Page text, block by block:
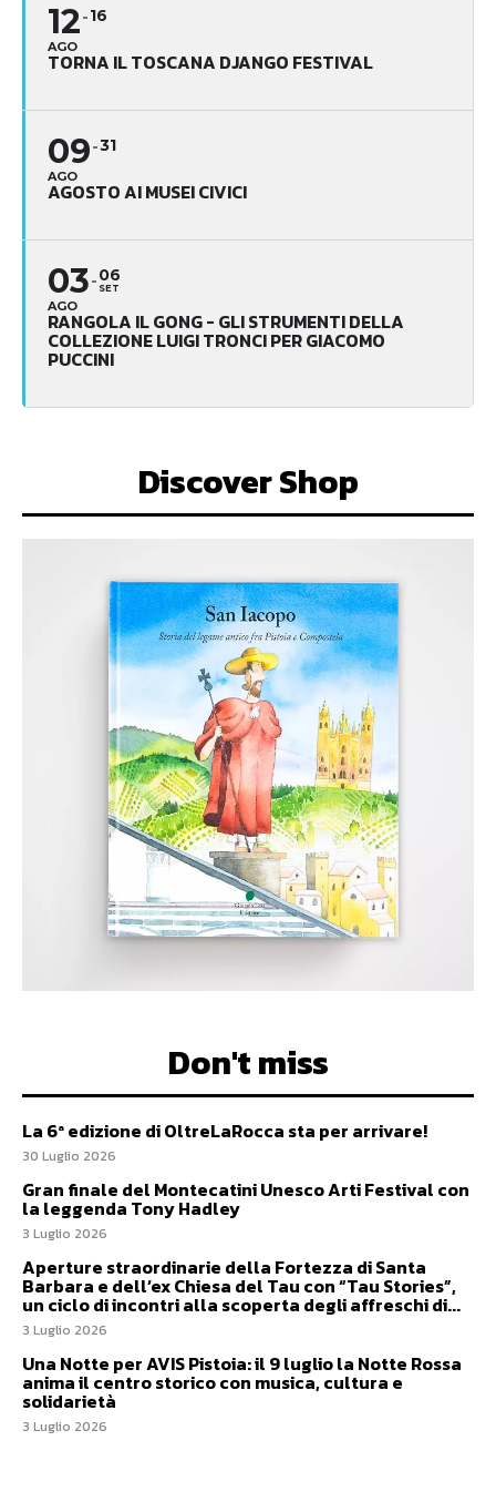
12
AGO
16
TORNA IL TOSCANA DJANGO FESTIVAL
09
AGO
31
AGOSTO AI MUSEI CIVICI
03
AGO
06
SET
RANGOLA IL GONG - GLI STRUMENTI DELLA
COLLEZIONE LUIGI TRONCI PER GIACOMO
PUCCINI
Discover Shop
Don't miss
La 6ª edizione di OltreLaRocca sta per arrivare!
30 Luglio 2026
Gran finale del Montecatini Unesco Arti Festival con
la leggenda Tony Hadley
3 Luglio 2026
Aperture straordinarie della Fortezza di Santa
Barbara e dell’ex Chiesa del Tau con “Tau Stories”,
un ciclo di incontri alla scoperta degli affreschi di...
3 Luglio 2026
Una Notte per AVIS Pistoia: il 9 luglio la Notte Rossa
anima il centro storico con musica, cultura e
solidarietà
3 Luglio 2026